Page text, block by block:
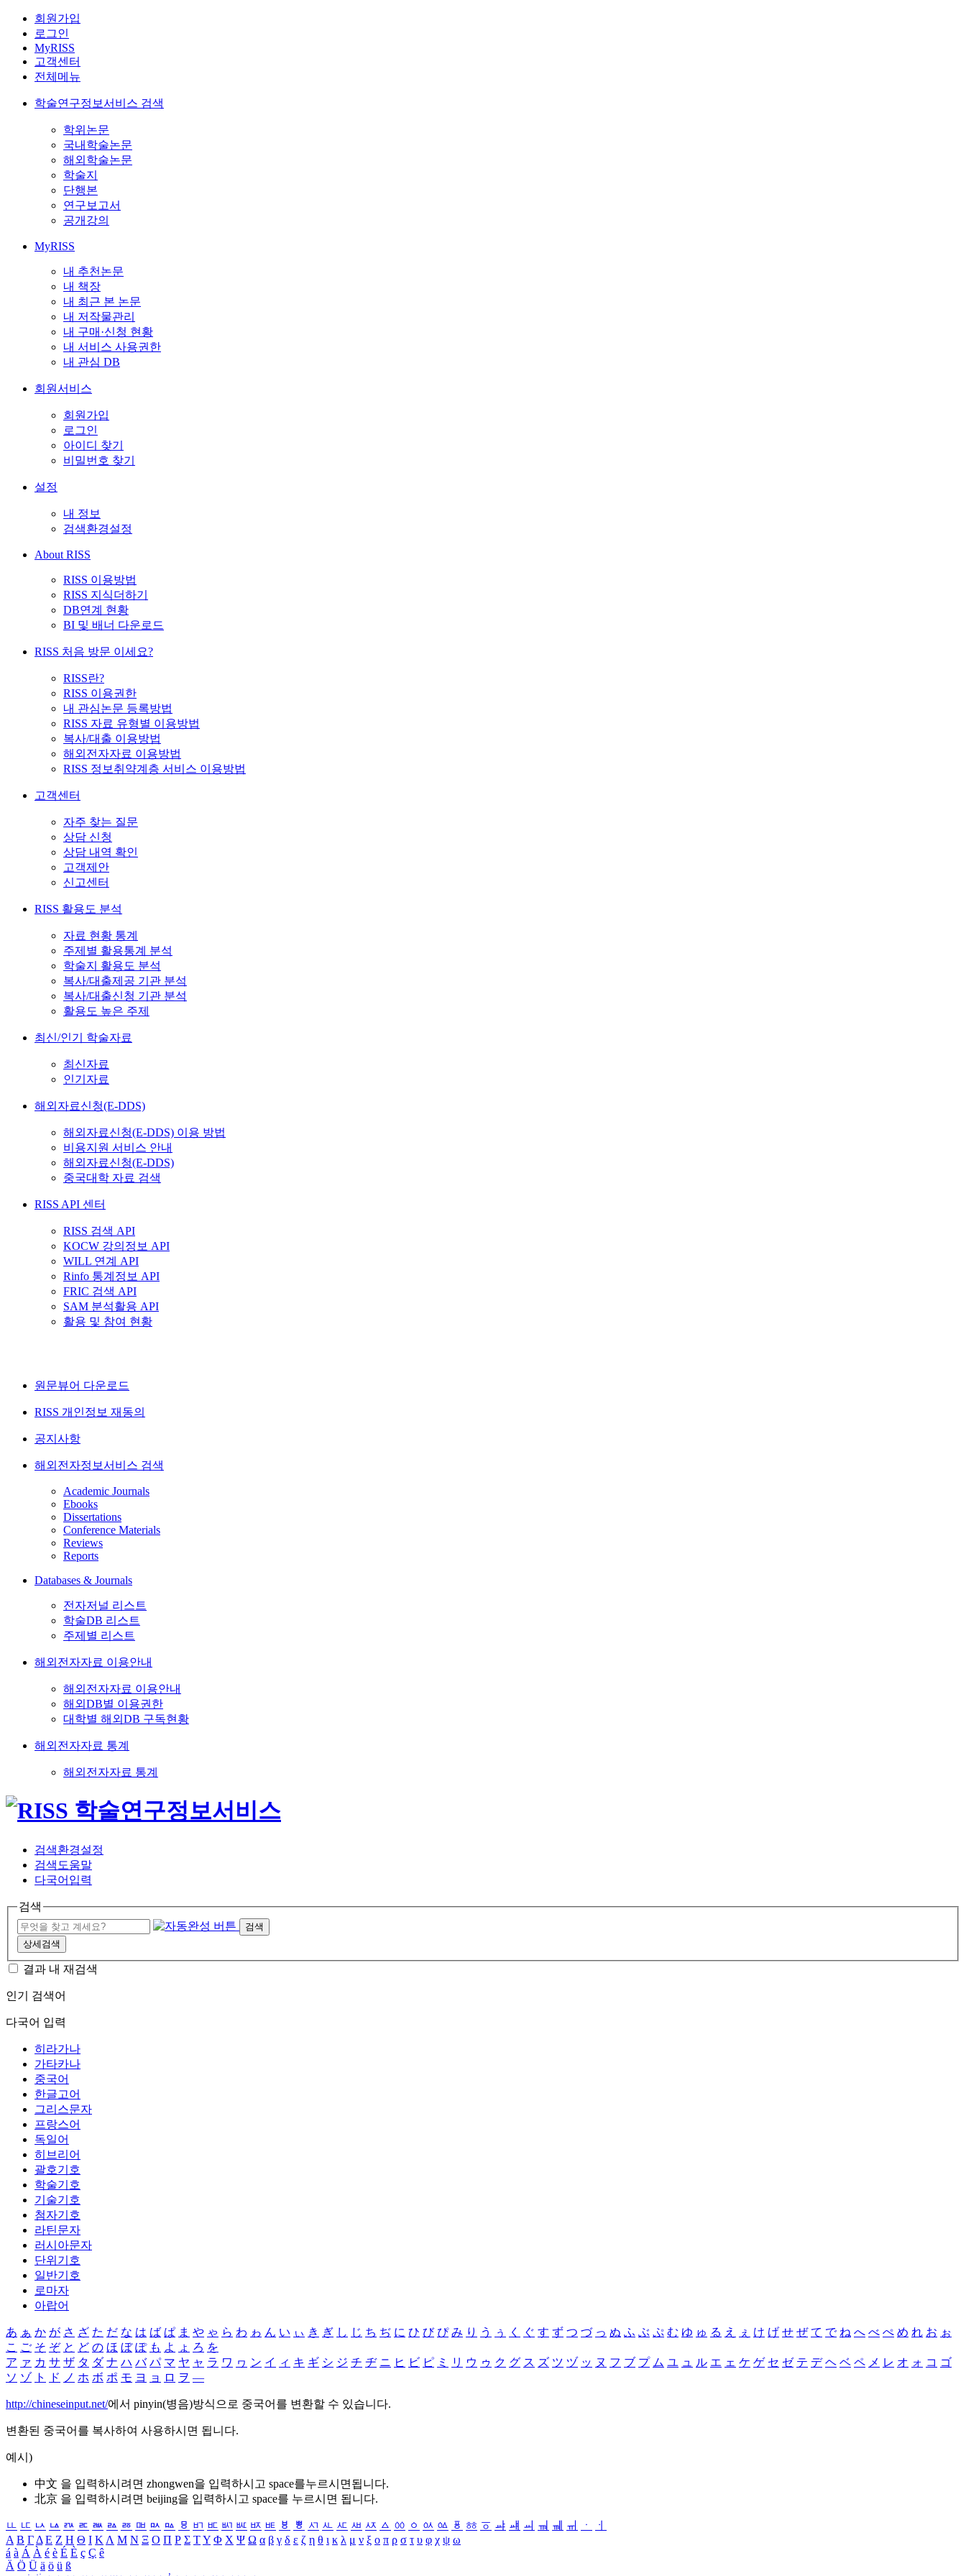
회원가입
로그인
MyRISS
고객센터
전체메뉴
학술연구정보서비스 검색
학위논문
국내학술논문
해외학술논문
학술지
단행본
연구보고서
공개강의
MyRISS
내 추천논문
내 책장
내 최근 본 논문
내 저작물관리
내 구매·신청 현황
내 서비스 사용권한
내 관심 DB
회원서비스
회원가입
로그인
아이디 찾기
비밀번호 찾기
설정
내 정보
검색환경설정
About RISS
RISS 이용방법
RISS 지식더하기
DB연계 현황
BI 및 배너 다운로드
RISS 처음 방문 이세요?
RISS란?
RISS 이용권한
내 관심논문 등록방법
RISS 자료 유형별 이용방법
복사/대출 이용방법
해외전자자료 이용방법
RISS 정보취약계층 서비스 이용방법
고객센터
자주 찾는 질문
상담 신청
상담 내역 확인
고객제안
신고센터
RISS 활용도 분석
자료 현황 통계
주제별 활용통계 분석
학술지 활용도 분석
복사/대출제공 기관 분석
복사/대출신청 기관 분석
활용도 높은 주제
최신/인기 학술자료
최신자료
인기자료
해외자료신청(E-DDS)
해외자료신청(E-DDS) 이용 방법
비용지원 서비스 안내
해외자료신청(E-DDS)
중국대학 자료 검색
RISS API 센터
RISS 검색 API
KOCW 강의정보 API
WILL 연계 API
Rinfo 통계정보 API
FRIC 검색 API
SAM 분석활용 API
활용 및 참여 현황
원문뷰어 다운로드
RISS 개인정보 재동의
공지사항
해외전자정보서비스 검색
Academic Journals
Ebooks
Dissertations
Conference Materials
Reviews
Reports
Databases & Journals
전자저널 리스트
학술DB 리스트
주제별 리스트
해외전자자료 이용안내
해외전자자료 이용안내
해외DB별 이용권한
대학별 해외DB 구독현황
해외전자자료 통계
해외전자자료 통계
검색환경설정
검색도움말
다국어입력
검색
검색
상세검색
결과 내 재검색
인기 검색어
다국어 입력
히라가나
가타카나
중국어
한글고어
그리스문자
프랑스어
독일어
히브리어
괄호기호
학술기호
기술기호
첨자기호
라틴문자
러시아문자
단위기호
일반기호
로마자
아랍어
あ ぁ か が さ ざ た だ な は ば ぱ ま や ゃ ら わ ゎ ん い ぃ き ぎ し じ ち ぢ に ひ び ぴ み り う ぅ く ぐ す ず つ づ っ ぬ ふ ぶ ぷ む ゆ ゅ る え ぇ け げ せ ぜ て で ね へ べ ぺ め れ お ぉ
こ ご そ ぞ と ど の ほ ぼ ぽ も よ ょ ろ を
ア ァ カ サ ザ タ ダ ナ ハ バ パ マ ヤ ャ ラ ワ ヮ ン イ ィ キ ギ シ ジ チ ヂ ニ ヒ ビ ピ ミ リ ウ ゥ ク グ ス ズ ツ ヅ ッ ヌ フ ブ プ ム ユ ュ ル エ ェ ケ ゲ セ ゼ テ デ ヘ ベ ペ メ レ オ ォ コ ゴ
ソ ゾ ト ド ノ ホ ボ ポ モ ヨ ョ ロ ヲ ―
http://chineseinput.net/에서 pinyin(병음)방식으로 중국어를 변환할 수 있습니다.
변환된 중국어를 복사하여 사용하시면 됩니다.
예시)
中文 을 입력하시려면 zhongwen을 입력하시고 space를누르시면됩니다.
北京 을 입력하시려면 beijing을 입력하시고 space를 누르시면 됩니다.
ㅥ ㅦ ㅧ ㅨ ㅩ ㅪ ㅫ ㅬ ㅭ ㅮ ㅯ ㅰ ㅱ ㅲ ㅳ ㅴ ㅵ ㅶ ㅷ ㅸ ㅹ ㅺ ㅻ ㅼ ㅽ ㅾ ㅿ ㆀ ㆁ ㆂ ㆃ ㆄ ㆅ ㆆ ㆇ ㆈ ㆉ ㆊ ㆋ ㆌ ㆍ
ㆎ
Α Β ΓΔ Ε Ζ Η Θ Ι ΚΛ Μ Ν Ξ Ο Π Ρ Σ ΤΥ Φ Χ Ψ Ω α β γ δ ε ζ η θ ι κ λ μ ν ξ ο π ρ σ τ υ φ χ ψ ω
á à Á À é è É È ç Ç ê
Ä Ö Ü ä ö ü ß